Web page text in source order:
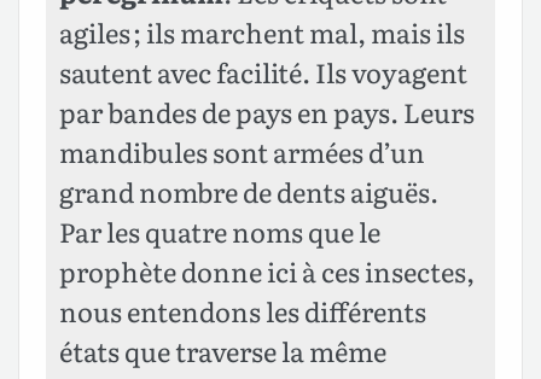
agiles ; ils marchent mal, mais ils
sautent avec facilité. Ils voyagent
par bandes de pays en pays. Leurs
mandibules sont armées d’un
grand nombre de dents aiguës.
Par les quatre noms que le
prophète donne ici à ces insectes,
nous entendons les différents
états que traverse la même